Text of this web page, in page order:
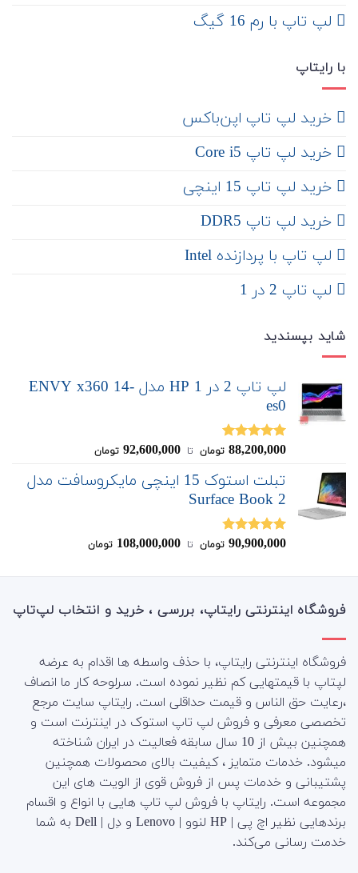
لپ تاپ با رم 16 گیگ
با رایتاپ
‌ خرید لپ تاپ اپن‌باکس
خرید لپ تاپ Core i5
‌‌ خرید لپ تاپ 15 اینچی
خرید لپ تاپ DDR5
لپ تاپ با پردازنده Intel
لپ تاپ 2 در 1
شاید بپسندید
لپ تاپ 2 در 1 HP مدل ENVY x360 14-
es0
نمره5.00
88,200,000 تومان ‌ تا ‌ 92,600,000 تومان
تبلت استوک 15 اینچی مایکروسافت مدل
Surface Book 2
نمره4.75
90,900,000 تومان ‌ تا ‌ 108,000,000 تومان
فروشگاه اینترنتی رایتاپ، بررسی ، خرید و انتخاب لپ‌تاپ
فروشگاه اینترنتی رایتاپ، با حذف واسطه ها اقدام به عرضه
لپتاپ با قیمتهایی کم نظیر نموده است. سرلوحه کار ما انصاف
،رعایت حق الناس و قیمت حداقلی است. رایتاپ سایت مرجع
تخصصی معرفی و فروش لپ تاپ استوک در اینترنت است و
همچنین بیش از 10 سال سابقه فعالیت در ایران شناخته
میشود. خدمات متمایز ، کیفیت بالای محصولات همچنین
پشتیبانی و خدمات پس از فروش قوی از الویت های این
مجموعه است. رایتاپ با فروش لپ تاپ هایی با انواع و اقسام
برندهایی نظیر اچ پی | HP لنوو | Lenovo و دِل | Dell به شما
خدمت رسانی می‌کند.